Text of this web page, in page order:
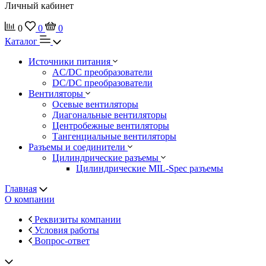
Личный кабинет
0 0
0
Каталог
Источники питания
AC/DC преобразователи
DC/DC преобразователи
Вентиляторы
Осевые вентиляторы
Диагональные вентиляторы
Центробежные вентиляторы
Тангенциальные вентиляторы
Разъемы и соединители
Цилиндрические разъемы
Цилиндрические MIL-Spec разъемы
Главная
О компании
Реквизиты компании
Условия работы
Вопрос-ответ